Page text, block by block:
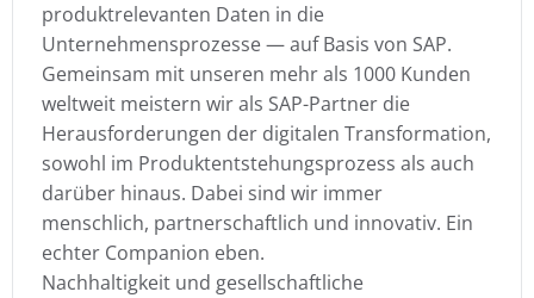
produktrelevanten Daten in die
Unternehmensprozesse — auf Basis von SAP.
Gemeinsam mit unseren mehr als 1000 Kunden
weltweit meistern wir als SAP-Partner die
Herausforderungen der digitalen Transformation,
sowohl im Produktentstehungsprozess als auch
darüber hinaus. Dabei sind wir immer
menschlich, partnerschaftlich und innovativ. Ein
echter Companion eben.
Nachhaltigkeit und gesellschaftliche